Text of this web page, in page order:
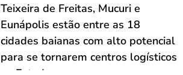
Teixeira de Freitas, Mucuri e
Eunápolis estão entre as 18
cidades baianas com alto potencial
para se tornarem centros logísticos